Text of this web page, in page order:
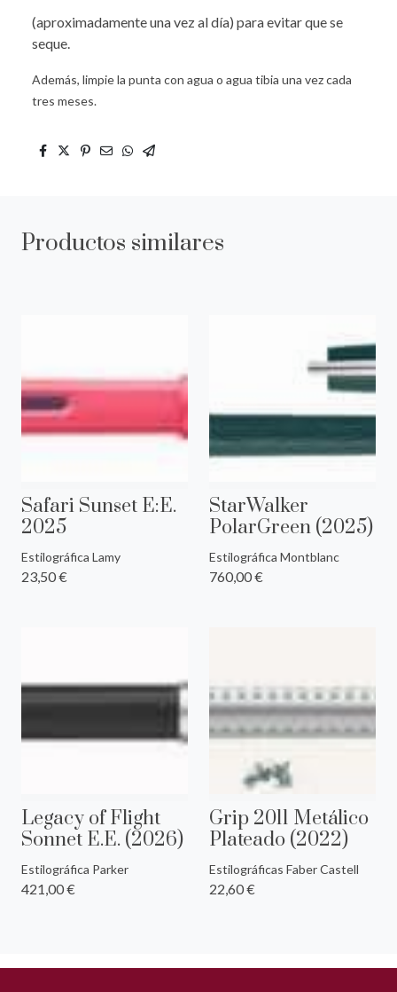
(aproximadamente una vez al día) para evitar que se
seque.
Además, limpie la punta con agua o agua tibia una vez cada
tres meses.
Productos similares
Safari Sunset E:E.
2025
Estilográfica Lamy
23,50 €
StarWalker
PolarGreen (2025)
Estilográfica Montblanc
760,00 €
Legacy of Flight
Sonnet E.E. (2026)
Estilográfica Parker
421,00 €
Grip 2011 Metálico
Plateado (2022)
Estilográficas Faber Castell
22,60 €